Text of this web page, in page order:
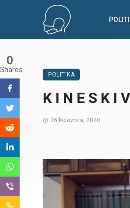
POLITIKA
K I N E S K I
26 kolovoza, 2020
0
Shares